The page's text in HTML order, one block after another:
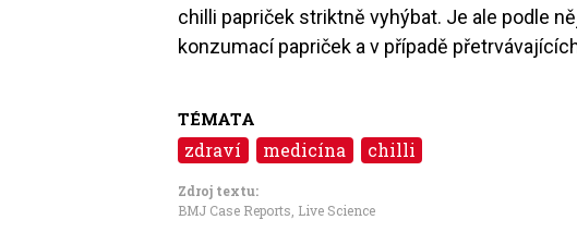
chilli papriček striktně vyhýbat. Je ale podle
konzumací papriček a v případě
TÉMATA
zdraví medicína chilli
Zdroj textu:
BMJ Case Reports, Live Science